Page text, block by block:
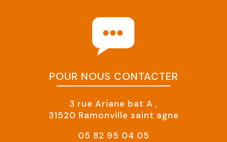
POUR NOUS CONTACTER
3 rue Ariane bat A ,
31520 Ramonville saint agne
05 82 95 04 05